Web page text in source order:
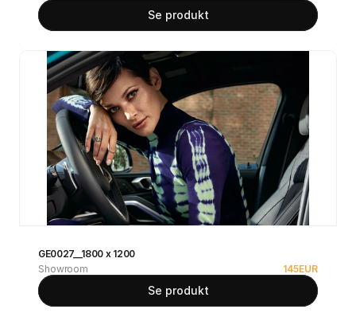
Se produkt
GE0027__1800 x 1200
Showroom
145EUR
Se produkt